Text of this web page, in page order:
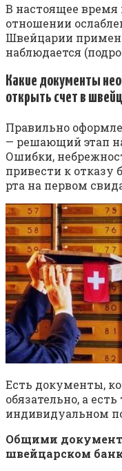
В настоящее время
отношении
Швейцарии
наблюдается
Какие документы
открыть счет в
Правильно
— решающий этап
Ошибки,
привести к отказу
рта на первом
Есть документы,
обязательно, а
индивидуальном
Общими
швейцарском